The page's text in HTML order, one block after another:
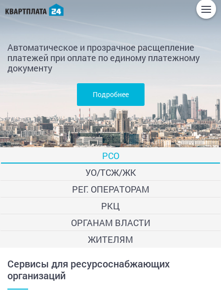
Автоматическое и прозрачное расщепление
платежей при оплате по единому платежному
документу
Подробнее
РСО
УО/ТСЖ/ЖК
РЕГ. ОПЕРАТОРАМ
РКЦ
ОРГАНАМ ВЛАСТИ
ЖИТЕЛЯМ
Сервисы для ресурсоснабжающих
организаций